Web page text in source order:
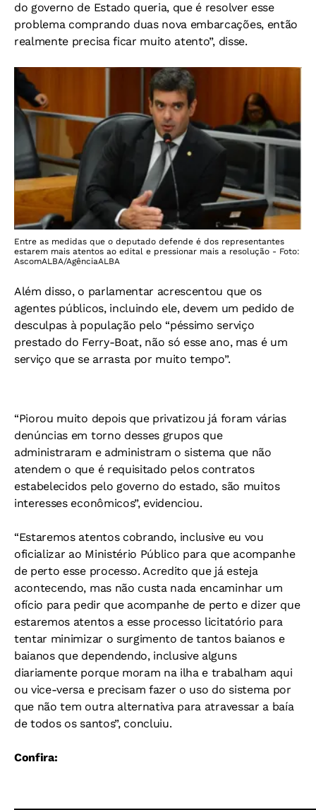
do governo de Estado queria, que é resolver esse
problema comprando duas nova embarcações, então
realmente precisa ficar muito atento”, disse.
Entre as medidas que o deputado defende é dos representantes
estarem mais atentos ao edital e pressionar mais a resolução - Foto:
AscomALBA/AgênciaALBA
Além disso, o parlamentar acrescentou que os
agentes públicos, incluindo ele, devem um pedido de
desculpas à população pelo “péssimo serviço
prestado do Ferry-Boat, não só esse ano, mas é um
serviço que se arrasta por muito tempo”.
“Piorou muito depois que privatizou já foram várias
denúncias em torno desses grupos que
administraram e administram o sistema que não
atendem o que é requisitado pelos contratos
estabelecidos pelo governo do estado, são muitos
interesses econômicos”, evidenciou.
“Estaremos atentos cobrando, inclusive eu vou
oficializar ao Ministério Público para que acompanhe
de perto esse processo. Acredito que já esteja
acontecendo, mas não custa nada encaminhar um
ofício para pedir que acompanhe de perto e dizer que
estaremos atentos a esse processo licitatório para
tentar minimizar o surgimento de tantos baianos e
baianos que dependendo, inclusive alguns
diariamente porque moram na ilha e trabalham aqui
ou vice-versa e precisam fazer o uso do sistema por
que não tem outra alternativa para atravessar a baía
de todos os santos”, concluiu.
Confira: